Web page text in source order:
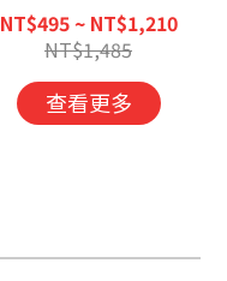
NT$495 ~ NT$1,210
NT$1,485
查看更多